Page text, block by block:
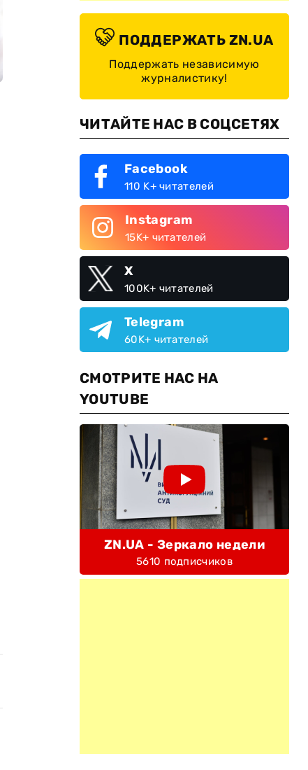
ПОДДЕРЖАТЬ ZN.UA
Поддержать независимую
журналистику!
ЧИТАЙТЕ НАС В СОЦСЕТЯХ
Facebook
110 K+ читателей
Instagram
15K+ читателей
X
100K+ читателей
Telegram
60K+ читателей
СМОТРИТЕ НАС НА
YOUTUBE
ZN.UA - Зеркало недели
5610 подписчиков